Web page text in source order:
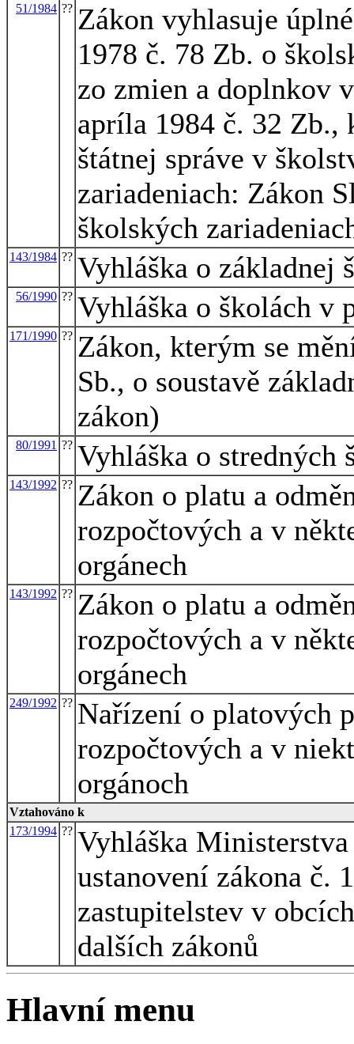
51/1984 ?? Zákon vyhlasuje
1978 č. 78 Zb. o
zo zmien a doplnkov
apríla 1984 č. 32 Zb.,
štátnej správe v
zariadeniach: Zákon
školských
143/1984 ?? Vyhláška o základnej
56/1990 ?? Vyhláška o školách v
171/1990 ?? Zákon, kterým se
Sb., o soustavě
zákon)
80/1991 ?? Vyhláška o stredných
143/1992 ?? Zákon o platu a
rozpočtových a v
orgánech
143/1992 ?? Zákon o platu a
rozpočtových a v
orgánech
249/1992 ?? Nařízení o platových
rozpočtových a v
orgánoch
Vztahováno k
173/1994 ?? Vyhláška
ustanovení zákona č.
zastupitelstev v
dalších zákonů
Hlavní menu